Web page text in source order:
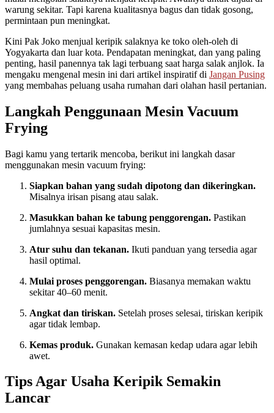
warung sekitar. Tapi karena kualitasnya bagus dan tidak gosong,
permintaan pun meningkat.
Kini Pak Joko menjual keripik salaknya ke toko oleh-oleh di
Yogyakarta dan luar kota. Pendapatan meningkat, dan yang paling
penting, hasil panennya tak lagi terbuang saat harga salak anjlok. Ia
mengaku mengenal mesin ini dari artikel inspiratif di Jangan Pusing
yang membahas peluang usaha rumahan dari olahan hasil pertanian.
Langkah Penggunaan Mesin Vacuum
Frying
Bagi kamu yang tertarik mencoba, berikut ini langkah dasar
menggunakan mesin vacuum frying:
Siapkan bahan yang sudah dipotong dan dikeringkan.
Misalnya irisan pisang atau salak.
Masukkan bahan ke tabung penggorengan. Pastikan
jumlahnya sesuai kapasitas mesin.
Atur suhu dan tekanan. Ikuti panduan yang tersedia agar
hasil optimal.
Mulai proses penggorengan. Biasanya memakan waktu
sekitar 40–60 menit.
Angkat dan tiriskan. Setelah proses selesai, tiriskan keripik
agar tidak lembap.
Kemas produk. Gunakan kemasan kedap udara agar lebih
awet.
Tips Agar Usaha Keripik Semakin
Lancar